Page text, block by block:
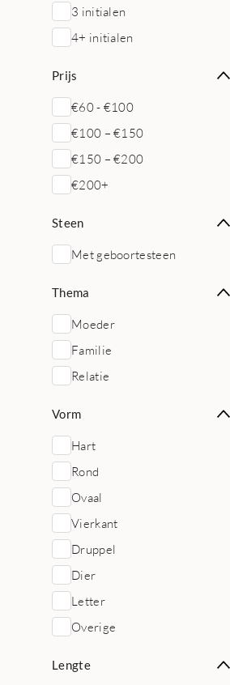
3 initialen
4+ initialen
Prijs
€60 - €100
€100 – €150
€150 – €200
€200+
Steen
Met geboortesteen
Thema
Moeder
Familie
Relatie
Vorm
Hart
Rond
Ovaal
Vierkant
Druppel
Dier
Letter
Overige
Lengte